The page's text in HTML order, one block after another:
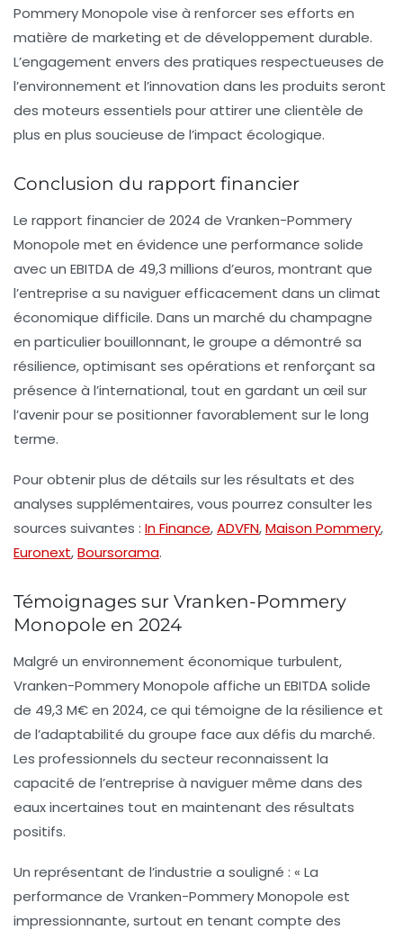
Pommery Monopole vise à renforcer ses efforts en
matière de marketing et de développement durable.
L’engagement envers des pratiques respectueuses de
l’environnement et l’innovation dans les produits seront
des moteurs essentiels pour attirer une clientèle de
plus en plus soucieuse de l’impact écologique.
Conclusion du rapport financier
Le rapport financier de 2024 de Vranken-Pommery
Monopole met en évidence une performance solide
avec un EBITDA de 49,3 millions d’euros, montrant que
l’entreprise a su naviguer efficacement dans un climat
économique difficile. Dans un marché du champagne
en particulier bouillonnant, le groupe a démontré sa
résilience, optimisant ses opérations et renforçant sa
présence à l’international, tout en gardant un œil sur
l’avenir pour se positionner favorablement sur le long
terme.
Pour obtenir plus de détails sur les résultats et des
analyses supplémentaires, vous pourrez consulter les
sources suivantes : In Finance,ADVFN,Maison Pommery,
Euronext,Boursorama.
Témoignages sur Vranken-Pommery
Monopole en 2024
Malgré un environnement économique turbulent,
Vranken-Pommery Monopole affiche un EBITDAsolide
de 49,3 M€en 2024, ce qui témoigne de la résilience et
de l’adaptabilité du groupe face aux défis du marché.
Les professionnels du secteur reconnaissent la
capacité de l’entreprise à naviguer même dans des
eaux incertaines tout en maintenant des résultats
positifs.
Un représentant de l’industrie a souligné : « La
performance de Vranken-Pommery Monopole est
impressionnante, surtout en tenant compte des